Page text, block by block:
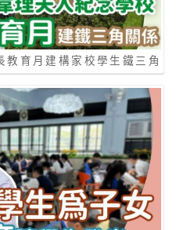
教育月建構家校學生鐵三角